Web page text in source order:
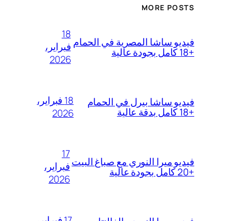
MORE POSTS
فيديو ساشا المصرية في الحمام
+18 كامل بجودة عالية
18
فبراير،
2026
فيديو ساشا بيرل في الحمام
+18 كامل بدقة عالية
18 فبراير،
2026
فيديو ميرا النوري مع صباغ البيت
+20 كامل بجودة عالية
17
فبراير،
2026